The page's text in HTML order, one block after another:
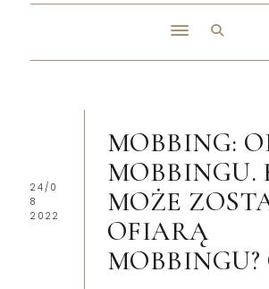
24/0
8
2022
MOBBING:
MOBBINGU.
MOŻE
OFIARĄ
MOBBINGU?